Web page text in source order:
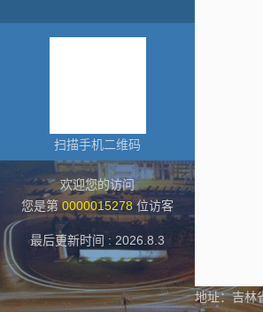
扫描手机二维码
欢迎您的访问
您是第0000015278位访客
最后更新时间 : 2026 8 3
地址：吉林